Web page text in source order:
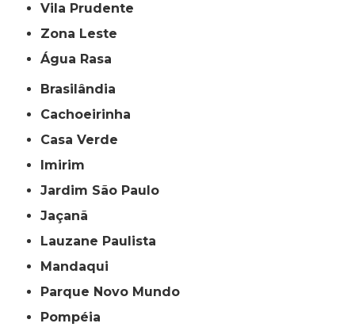
Vila Prudente
Zona Leste
Água Rasa
Brasilândia
Cachoeirinha
Casa Verde
Imirim
Jardim São Paulo
Jaçanã
Lauzane Paulista
Mandaqui
Parque Novo Mundo
Pompéia